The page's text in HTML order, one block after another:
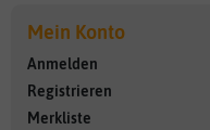
Mein Konto
Anmelden
Registrieren
Merkliste